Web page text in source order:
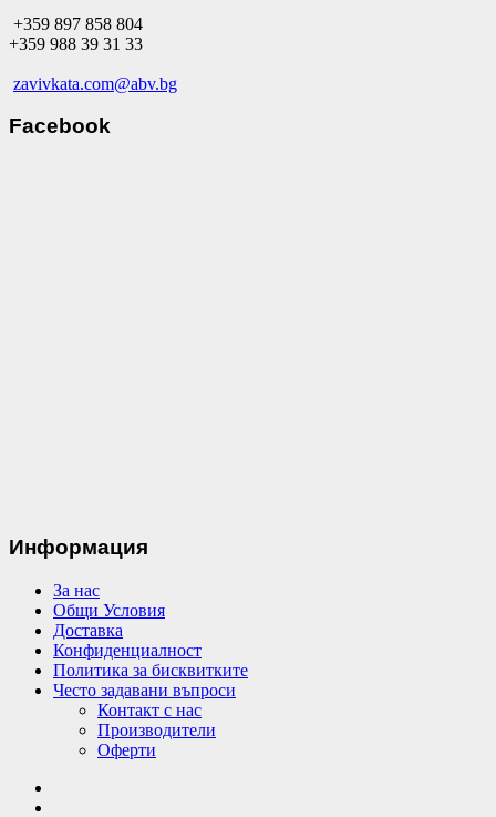
+359 897 858 804
+359 988 39 31 33
zavivkata.com@abv.bg
Facebook
Информация
За нас
Общи Условия
Доставка
Конфиденциалност
Политика за бисквитките
Често задавани въпроси
Контакт с нас
Производители
Оферти